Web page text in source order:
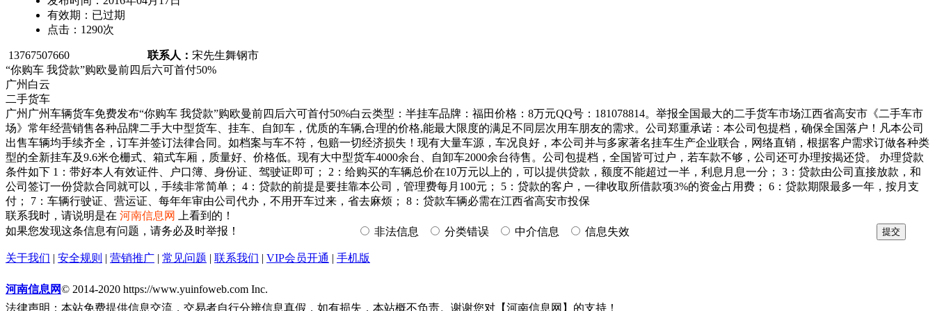
有效期： 已过期
点击： 1290次
13767507660 联系人： 宋先生舞钢市
“你购车 我贷款”购欧曼前四后六可首付50%
广州白云
二手货车
广州广州车辆货车免费发布“你购车 我贷款”购欧曼前四后六可首付50%白云类型：半挂车品牌：福田价格：8万元QQ号：181078814。举报全国最大的二手货车市场江西省高安市《二手车市
场》常年经营销售各种品牌二手大中型货车、挂车、自卸车，优质的车辆,合理的价格,能最大限度的满足不同层次用车朋友的需求。公司郑重承诺：本公司包提档，确保全国落户！凡本公司
出售车辆均手续齐全，订车并签订法律合同。如档案与车不符，包赔一切经济损失！现有大量车源，车况良好，本公司并与多家著名挂车生产企业联合，网络直销，根据客户需求订做各种类
型的全新挂车及9.6米仓栅式、箱式车厢，质量好、价格低。现有大中型货车4000余台、自卸车2000余台待售。公司包提档，全国皆可过户，若车款不够，公司还可办理按揭还贷。 办理贷款
条件如下 1：带好本人有效证件、户口簿、身份证、驾驶证即可； 2：给购买的车辆总价在10万元以上的，可以提供贷款，额度不能超过一半，利息月息一分； 3：贷款由公司直接放款，和
公司签订一份贷款合同就可以，手续非常简单； 4：贷款的前提是要挂靠本公司，管理费每月100元； 5：贷款的客户，一律收取所借款项3%的资金占用费； 6：贷款期限最多一年，按月支
付； 7：车辆行驶证、营运证、每年年审由公司代办，不用开车过来，省去麻烦； 8：贷款车辆必需在江西省高安市投保
联系我时，请说明是在 河南信息网
上看到的！
如果您发现这条信息有问题，请务必及时举报！
非法信息 分类错误 中介信息 信息失效
关于我们 | 安全规则 | 营销推广 | 常见问题 | 联系我们 | VIP会员开通 | 手机版
河南信息网© 2014-2020 https://www.yuinfoweb.com Inc.
法律声明：本站免费提供信息交流，交易者自行分辨信息真假，如有损失，本站概不负责。谢谢您对【河南信息网】的支持！